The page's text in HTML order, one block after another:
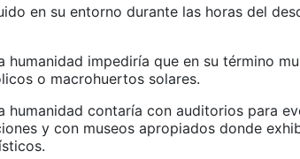
en su entorno durante las horas del
humanidad impediría que en su término
o macrohuertos solares.
humanidad contaría con auditorios para
y con museos apropiados donde